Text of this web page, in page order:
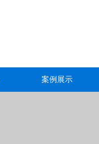
案例展示